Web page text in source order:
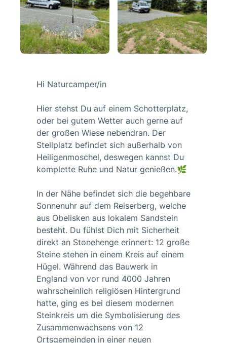
Hi Naturcamper/in
Hier stehst Du auf einem Schotterplatz,
oder bei gutem Wetter auch gerne auf
der großen Wiese nebendran. Der
Stellplatz befindet sich außerhalb von
Heiligenmoschel, deswegen kannst Du
komplette Ruhe und Natur genießen.🌿
In der Nähe befindet sich die begehbare
Sonnenuhr auf dem Reiserberg, welche
aus Obelisken aus lokalem Sandstein
besteht. Du fühlst Dich mit Sicherheit
direkt an Stonehenge erinnert: 12 große
Steine stehen in einem Kreis auf einem
Hügel. Während das Bauwerk in
England von vor rund 4000 Jahren
wahrscheinlich religiösen Hintergrund
hatte, ging es bei diesem modernen
Steinkreis um die Symbolisierung des
Zusammenwachsens von 12
Ortsgemeinden in einer neuen